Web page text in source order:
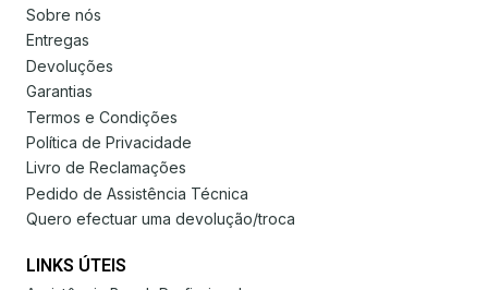
Sobre nós
Entregas
Devoluções
Garantias
Termos e Condições
Política de Privacidade
Livro de Reclamações
Pedido de Assistência Técnica
Quero efectuar uma devolução/troca
LINKS ÚTEIS